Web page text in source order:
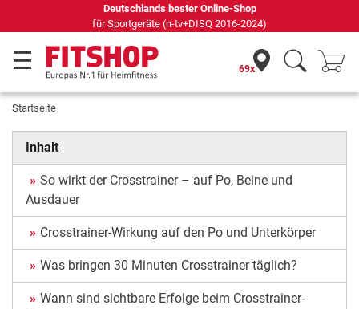
69 Fachmärkte vor Ort mit 75 eigenen Servicetechnikern
69x
Startseite
Inhalt
So wirkt der Crosstrainer – auf Po, Beine und
Ausdauer
Crosstrainer-Wirkung auf den Po und Unterkörper
Was bringen 30 Minuten Crosstrainer täglich?
Wann sind sichtbare Erfolge beim Crosstrainer-